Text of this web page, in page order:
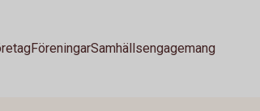
FöreningarSamhällsengagemang